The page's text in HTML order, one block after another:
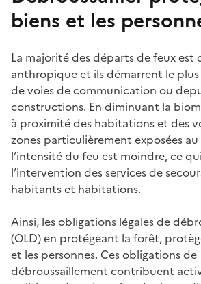
biens et les
La majorité des départs de feux est
anthropique et ils démarrent le
de voies de communication ou
constructions. En diminuant la
à proximité des habitations et des
zones particulièrement exposées
l’intensité du feu est moindre, ce
l’intervention des services de
habitants et habitations.
Ainsi, lesobligations légales de
(OLD) en protégeant la forêt,
et les personnes. Ces obligations de
débroussaillement contribuent